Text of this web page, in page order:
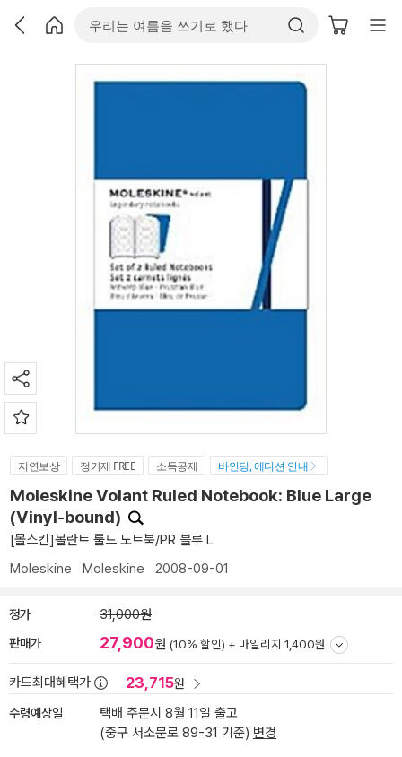
지연보상 정가제 FREE 소득공제 바인딩, 에디션 안내
Moleskine Volant Ruled Notebook: Blue Large
(Vinyl-bound)
[몰스킨]볼란트 룰드 노트북/PR 블루 L
Moleskine
Moleskine 2008-09-01
정가 31,000원
판매가 27,900원 (10% 할인) + 마일리지 1,400원
카드최대혜택가 23,715원
수령예상일
택배 주문시 8월 11일 출고
(중구 서소문로 89-31 기준) 변경